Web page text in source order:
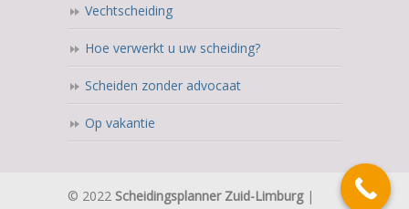
Vechtscheiding
Hoe verwerkt u uw scheiding?
Scheiden zonder advocaat
Op vakantie
© 2022 Scheidingsplanner Zuid-Limburg|